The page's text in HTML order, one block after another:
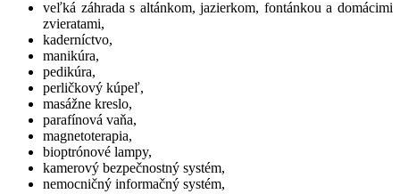
veľká záhrada s altánkom, jazierkom, fontánkou a domácimi
zvieratami,
kaderníctvo,
manikúra,
pedikúra,
perličkový kúpeľ,
masážne kreslo,
parafínová vaňa,
magnetoterapia,
bioptrónové lampy,
kamerový bezpečnostný systém,
nemocničný informačný systém,